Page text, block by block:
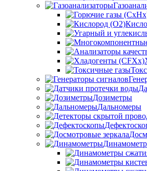
Дозиметры
Дальномеры